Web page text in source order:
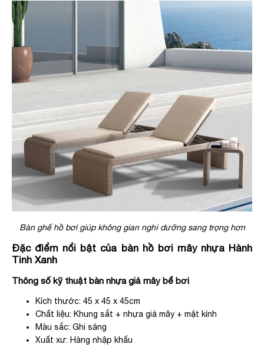
Bàn ghế hồ bơi giúp không gian nghỉ dưỡng sang trọng hơn
Đặc điểm nổi bật của bàn hồ bơi mây nhựa Hành
Tinh Xanh
Thông số kỹ thuật bàn nhựa giả mây bể bơi
Kích thước: 45 x 45 x 45cm
Chất liệu: Khung sắt + nhựa giả mây + mặt kính
Màu sắc: Ghi sáng
Xuất xư: Hàng nhập khẩu